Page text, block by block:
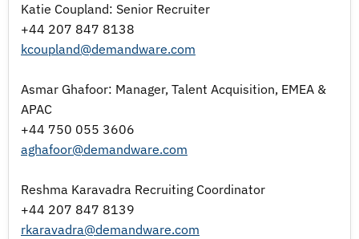
Katie Coupland: Senior Recruiter
+44 207 847 8138
kcoupland@demandware.com
Asmar Ghafoor: Manager, Talent Acquisition, EMEA &
APAC
+44 750 055 3606
aghafoor@demandware.com
Reshma Karavadra Recruiting Coordinator
+44 207 847 8139
rkaravadra@demandware.com